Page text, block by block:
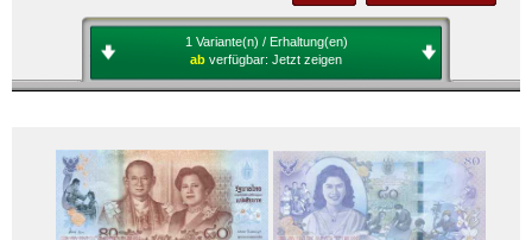
1 Variante(n) / Erhaltung(en)
ab verfügbar: Jetzt zeigen